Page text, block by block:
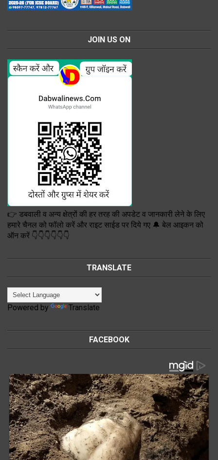
JOIN US ON
👉 डबवाली व अन्य क्षेत्रों की हर तरह की अपडेट व जानकारी लेने के लिए
हमारे चैनल को फॉलो करें और राइट साईड पर दिये गए 🔔 बेल आइकन को
ऑन करें 👇👇👇👇👇👇
TRANSLATE
Powered by Translate
FACEBOOK